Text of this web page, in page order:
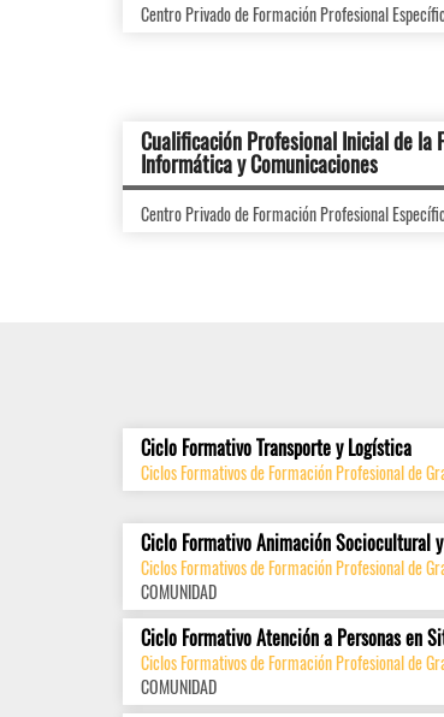
Centro Privado de Formación Profesional
Cualificación Profesional Inicial de la
Informática y Comunicaciones
Centro Privado de Formación Profesional
Ciclo Formativo Transporte y Logística
Ciclos Formativos de Formación Profesional de
Ciclo Formativo Animación Sociocultural
Ciclos Formativos de Formación Profesional de
COMUNIDAD
Ciclo Formativo Atención a Personas en
Ciclos Formativos de Formación Profesional de
COMUNIDAD